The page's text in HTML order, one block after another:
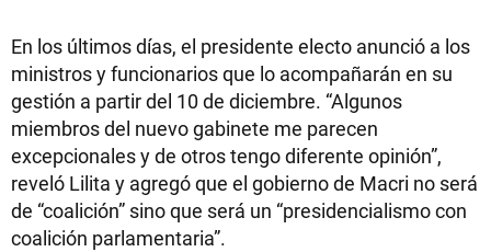
En los últimos días, el presidente electo anunció a los
ministros y funcionarios que lo acompañarán en su
gestión a partir del 10 de diciembre. “Algunos
miembros del nuevo gabinete me parecen
excepcionales y de otros tengo diferente opinión”,
reveló Lilita y agregó que el gobierno de Macri no será
de “coalición” sino que será un “presidencialismo con
coalición parlamentaria”.